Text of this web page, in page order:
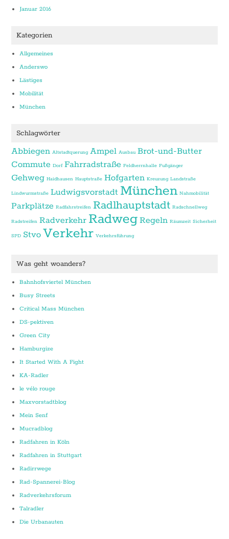
Januar 2016
Kategorien
Allgemeines
Anderswo
Lästiges
Mobilität
München
Schlagwörter
Abbiegen Altstadtquerung Ampel Ausbau Brot-und-Butter
Commute Dorf Fahrradstraße Feldherrnhalle Fußgänger
Gehweg Haidhausen Hauptstraße Hofgarten Kreuzung Landstraße
Lindwurmstraße Ludwigsvorstadt München Nahmobilität
Parkplätze Radfahrstreifen Radlhauptstadt Radschnellweg
Radstreifen Radverkehr Radweg Regeln Räumzeit Sicherheit
SPD Stvo Verkehr Verkehrsführung
Was geht woanders?
Bahnhofsviertel München
Busy Streets
Critical Mass München
DS-pektiven
Green City
Hamburgize
It Started With A Fight
KA-Radler
le vélo rouge
Maxvorstadtblog
Mein Senf
Mucradblog
Radfahren in Köln
Radfahren in Stuttgart
Radirrwege
Rad-Spannerei-Blog
Radverkehrsforum
Talradler
Die Urbanauten